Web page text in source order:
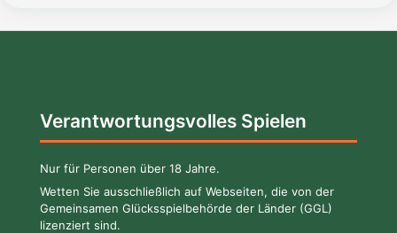
Verantwortungsvolles Spielen
Nur für Personen über 18 Jahre.
Wetten Sie ausschließlich auf Webseiten, die von der
Gemeinsamen Glücksspielbehörde der Länder (GGL)
lizenziert sind.